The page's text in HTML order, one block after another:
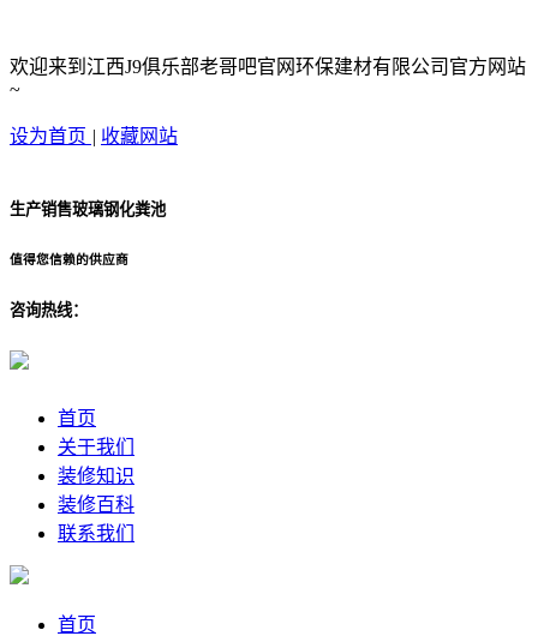
欢迎来到江西J9俱乐部老哥吧官网环保建材有限公司官方网站
~
设为首页 | 收藏网站
生产销售玻璃钢化粪池
值得您信赖的供应商
咨询热线：
首页
关于我们
装修知识
装修百科
联系我们
首页